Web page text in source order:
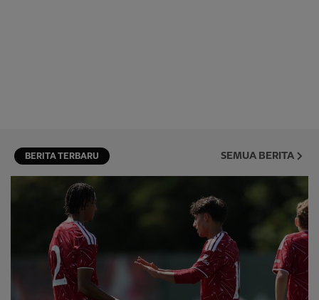
BERITA TERBARU SEMUA BERITA